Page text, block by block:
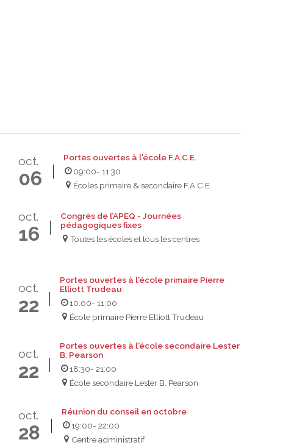
oct.
06
Portes ouvertes à l'école F.A.C.E.
09:00- 11:30
Écoles primaire & secondaire F.A.C.E.
oct.
16
Congrès de l’APEQ - Journées
pédagogiques fixes
Toutes les écoles et tous les centres
oct.
22
Portes ouvertes à l'école primaire Pierre
Elliott Trudeau
10:00- 11:00
École primaire Pierre Elliott Trudeau
oct.
22
Portes ouvertes à l'école secondaire Lester
B. Pearson
18:30- 21:00
École secondaire Lester B. Pearson
oct.
28
Réunion du conseil en octobre
19:00- 22:00
Centre administratif